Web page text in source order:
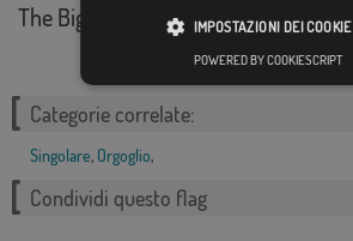
The Big Bang Theory
Categorie correlate:
Singolare, Orgoglio,
Condividi questo flag
IMPOSTAZIONI DEI COOKIE
POWERED BY COOKIESCRIPT